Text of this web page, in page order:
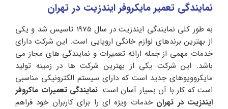
نمایندگی تعمیر مایکروفر ایندزیت در تهران
به طور کلی نمایندگی ایندزیت در سال 1975 تاسیس شد و یکی
از بهترین برندهای لوازم خانگی اروپایی است. این شرکت دارای
خدمات مهمی از جمله ارائه تعمیرات و نمایندگی های مجاز می
باشد. این شرکت یکی از بهترین شرکت ها در زمینه تولید
مایکروویوهای جدید است که دارای سیستم الکترونیکی مناسبی
است که کار با آن بسیار آسان است. نمایندگی تعمیرات ماکروفر
ایندزیت در تهران خدمات ویژه ای را برای کاربران خود فراهم